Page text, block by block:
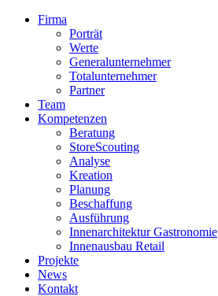
Firma
Porträt
Werte
Generalunternehmer
Totalunternehmer
Partner
Team
Kompetenzen
Beratung
StoreScouting
Analyse
Kreation
Planung
Beschaffung
Ausführung
Innenarchitektur Gastronomie
Innenausbau Retail
Projekte
News
Kontakt